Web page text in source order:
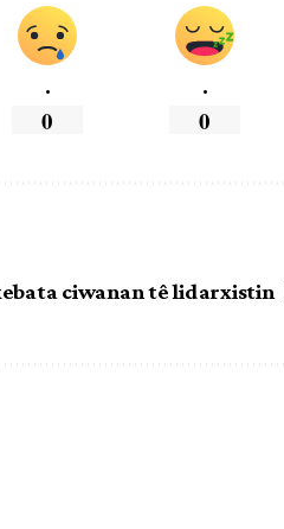
.
0
.
0
ciwanan tê lidarxistin